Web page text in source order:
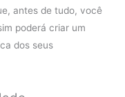
antes de tudo, você
poderá criar um
dos seus